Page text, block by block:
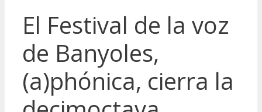
El Festival de la voz
de Banyoles,
(a)phónica, cierra la